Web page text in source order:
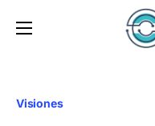
Visiones